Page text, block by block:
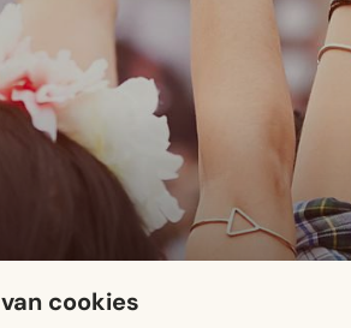
cookies